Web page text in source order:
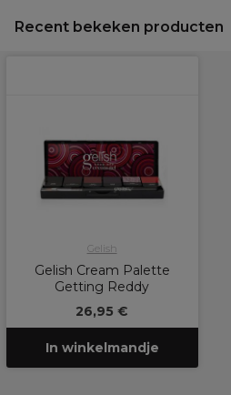
Recent bekeken producten
Gelish
Gelish Cream Palette
Getting Reddy
26,95 €
In winkelmandje